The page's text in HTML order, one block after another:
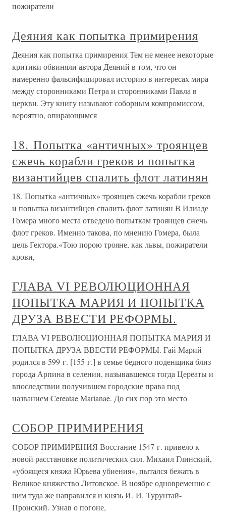
пожиратели
Деяния как попытка примирения
Деяния как попытка примирения Тем не менее некоторые
критики обвиняли автора Деяний в том, что он
намеренно фальсифицировал историю в интересах мира
между сторонниками Петра и сторонниками Павла в
церкви. Эту книгу называют соборным компромиссом,
вероятно, опирающимся
18. Попытка «античных» троянцев
сжечь корабли греков и попытка
византийцев спалить флот латинян
18. Попытка «античных» троянцев сжечь корабли греков
и попытка византийцев спалить флот латинян В Илиаде
Гомера много места отведено попыткам троянцев сжечь
флот греков. Именно такова, по мнению Гомера, была
цель Гектора.«Тою порою трояне, как львы, пожиратели
крови,
ГЛАВА VI РЕВОЛЮЦИОННАЯ
ПОПЫТКА МАРИЯ И ПОПЫТКА
ДРУЗА ВВЕСТИ РЕФОРМЫ.
ГЛАВА VI РЕВОЛЮЦИОННАЯ ПОПЫТКА МАРИЯ И
ПОПЫТКА ДРУЗА ВВЕСТИ РЕФОРМЫ. Гай Марий
родился в 599 г. [155 г.] в семье бедного поденщика близ
города Арпина в селении, называвшемся тогда Цереаты и
впоследствии получившем городские права под
названием Cereatae Marianae. До сих пор это место
СОБОР ПРИМИРЕНИЯ
СОБОР ПРИМИРЕНИЯ Восстание 1547 г. привело к
новой расстановке политических сил. Михаил Глинский,
«убоящеся княжа Юрьева убиения», пытался бежать в
Великое княжество Литовское. В ноябре одновременно с
ним туда же направился и князь И. И. Турунтай-
Пронский. Узнав о погоне,